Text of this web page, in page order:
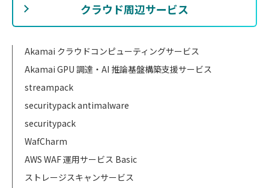
クラウド周辺サービス
Akamai クラウドコンピューティングサービス
Akamai GPU 調達・AI 推論基盤構築支援サービス
streampack
securitypack antimalware
securitypack
WafCharm
AWS WAF 運用サービス Basic
ストレージスキャンサービス